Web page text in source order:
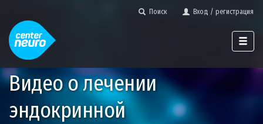
Поиск Вход / регистрация
Видео о лечении
эндокринной